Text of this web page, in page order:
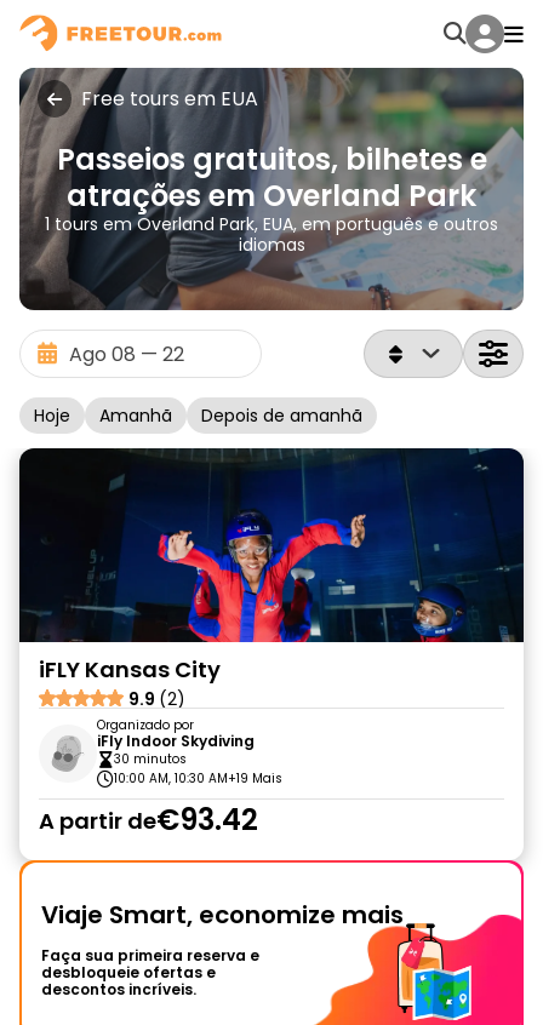
Free tours em EUA
Passeios gratuitos, bilhetes e
atrações em Overland Park
1 tours em Overland Park, EUA, em português e outros
idiomas
Hoje Amanhã Depois de amanhã
iFLY Kansas City
9.9 (2)
Organizado por
iFly Indoor Skydiving
30 minutos
10:00 AM, 10:30 AM+19 Mais
A partir de€93.42
Viaje Smart, economize mais
Faça sua primeira reserva e
desbloqueie ofertas e
descontos incríveis.